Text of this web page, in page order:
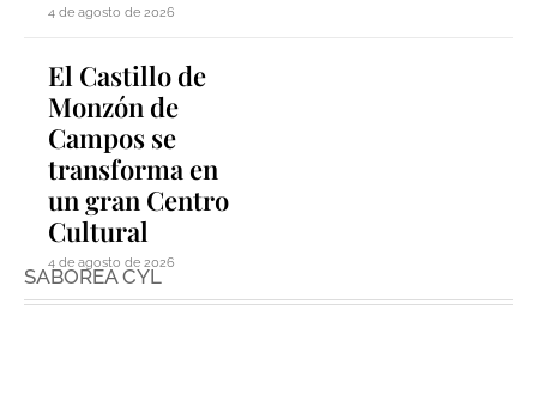
4 de agosto de 2026
El Castillo de
Monzón de
Campos se
transforma en
un gran Centro
Cultural
4 de agosto de 2026
SABOREA CYL